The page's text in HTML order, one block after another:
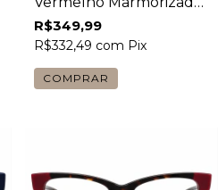
Feminino
R$349,99
R$332,49 com Pix